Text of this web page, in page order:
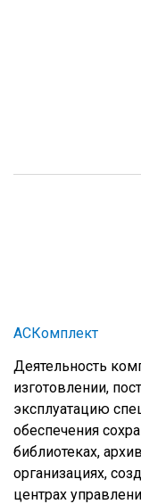
АСКомплект
Деятельность
изготовлении,
эксплуатацию
обеспечения
библиотеках,
организациях,
центрах